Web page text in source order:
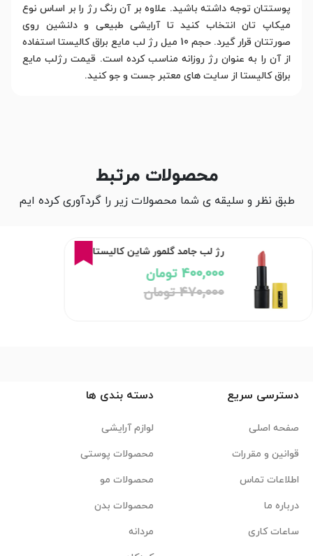
پوستتان توجه داشته باشید. علاوه بر آن رنگ رژ را بر اساس نوع
میکاپ تان انتخاب کنید تا آرایشی طبیعی و دلنشین روی
صورتتان قرار گیرد. حجم 10 میل رژ لب مایع براق کالیستا استفاده
از آن را به عنوان رژ روزانه مناسب کرده است. قیمت رژلب مایع
براق کالیستا از سایت های معتبر جست و جو کنید.
محصولات مرتبط
طبق نظر و سلیقه ی شما محصولات زیر را گردآوری کرده ایم
رژ لب جامد گلمور شاین کالیستا
400,000 تومان
470,000 تومان
دسترسی سریع
صفحه اصلی
قوانین و مقررات
اطلاعات تماس
درباره ما
ساعات کاری
دسته بندی ها
لوازم آرایشی
محصولات پوستی
محصولات مو
محصولات بدن
مردانه